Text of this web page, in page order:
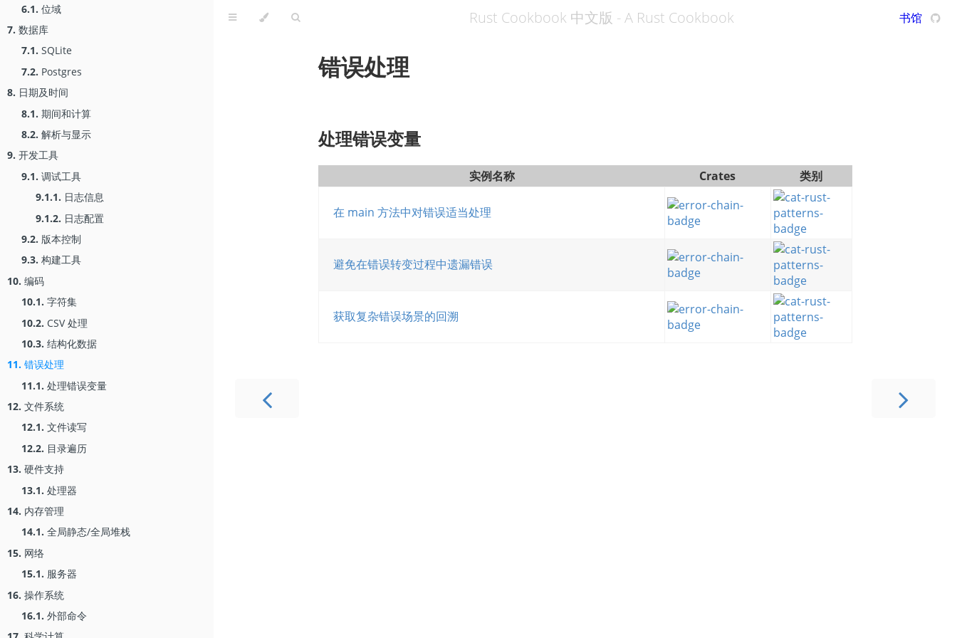
6.1. 位域
7. 数据库
7.1. SQLite
7.2. Postgres
8. 日期及时间
8.1. 期间和计算
8.2. 解析与显示
9. 开发工具
9.1. 调试工具
9.1.1. 日志信息
9.1.2. 日志配置
9.2. 版本控制
9.3. 构建工具
10. 编码
10.1. 字符集
10.2. CSV 处理
10.3. 结构化数据
11. 错误处理
11.1. 处理错误变量
12. 文件系统
12.1. 文件读写
12.2. 目录遍历
13. 硬件支持
13.1. 处理器
14. 内存管理
14.1. 全局静态/全局堆栈
15. 网络
15.1. 服务器
16. 操作系统
16.1. 外部命令
Rust Cookbook 中文版 - A Rust Cookbook 书馆
错误处理
处理错误变量
实例名称 Crates 类别
在 main 方法中对错误适当处理
避免在错误转变过程中遗漏错误
获取复杂错误场景的回溯